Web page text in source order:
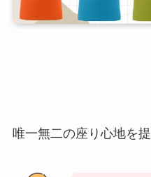
唯一無二の座り心地を